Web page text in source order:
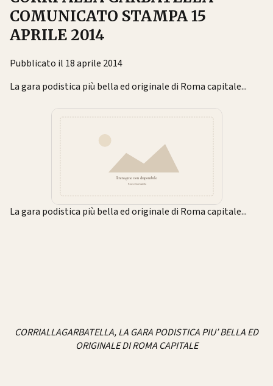
COMUNICATO STAMPA 15
APRILE 2014
Pubblicato il 18 aprile 2014
La gara podistica più bella ed originale di Roma capitale...
La gara podistica più bella ed originale di Roma capitale...
CORRIALLAGARBATELLA, LA GARA PODISTICA PIU’ BELLA ED
ORIGINALE DI ROMA CAPITALE